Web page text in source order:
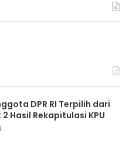
DPR RI Terpilih dari
Hasil Rekapitulasi KPU